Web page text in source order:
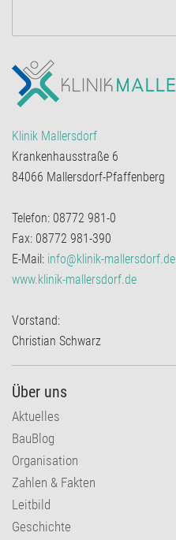
Klinik Mallersdorf
Krankenhausstraße 6
84066 Mallersdorf-Pfaffenberg
Telefon: 08772 981-0
Fax: 08772 981-390
E-Mail: info@klinik-mallersdorf.de
www.klinik-mallersdorf.de
Vorstand:
Christian Schwarz
Über uns
Aktuelles
BauBlog
Organisation
Zahlen & Fakten
Leitbild
Geschichte